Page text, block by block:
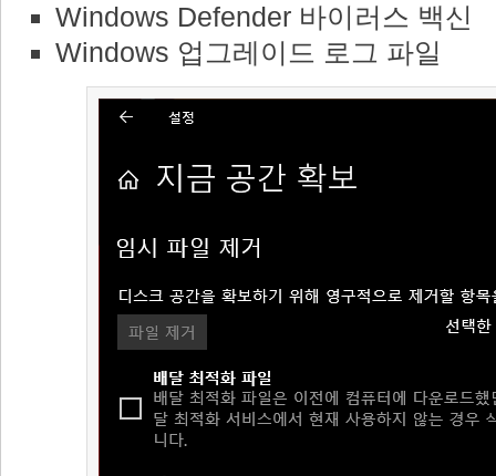
Windows Defender 바이러스 백신
Windows 업그레이드 로그 파일